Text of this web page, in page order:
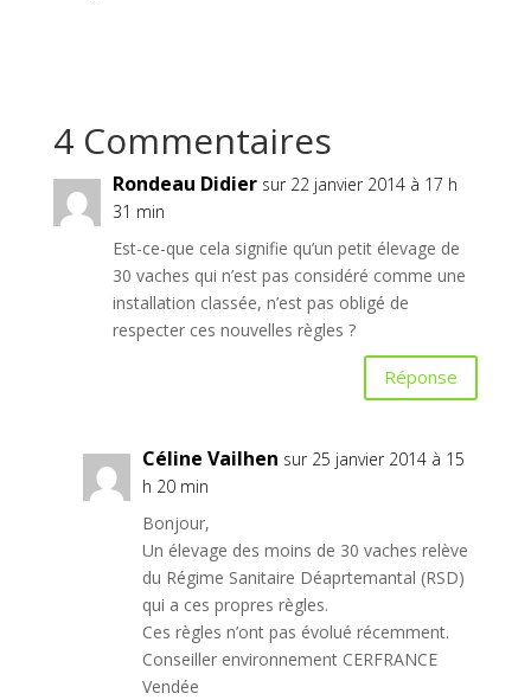
4 Commentaires
Rondeau Didier sur 22 janvier 2014 à 17 h
31 min
Est-ce-que cela signifie qu’un petit élevage de
30 vaches qui n’est pas considéré comme une
installation classée, n’est pas obligé de
respecter ces nouvelles règles ?
Réponse
Céline Vailhen sur 25 janvier 2014 à 15
h 20 min
Bonjour,
Un élevage des moins de 30 vaches relève
du Régime Sanitaire Déaprtemantal (RSD)
qui a ces propres règles.
Ces règles n’ont pas évolué récemment.
Conseiller environnement CERFRANCE
Vendée